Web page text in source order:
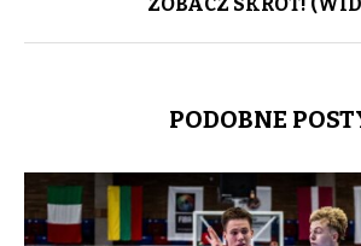
ZOBACZ SKRÓT!
PODOBNE